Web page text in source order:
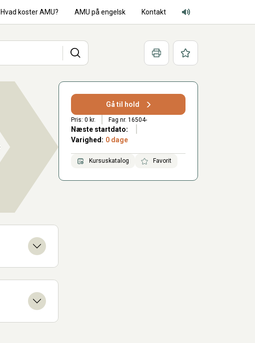
Hvad koster AMU? AMU på engelsk Kontakt
Adgang for alle lyd
Søg Print Favoritter
Gå til hold
Pris: 0 kr. Fag nr. 16504-
Næste startdato:
Varighed: 0 dage
Kursuskatalog Favorit